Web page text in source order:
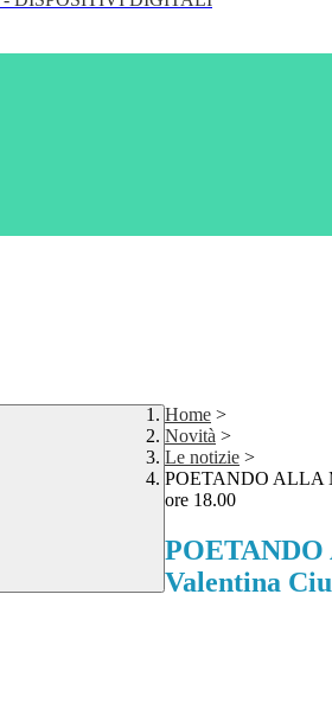
Home >
Novità >
Le notizie >
POETANDO ALLA
ore 18.00
Valentina